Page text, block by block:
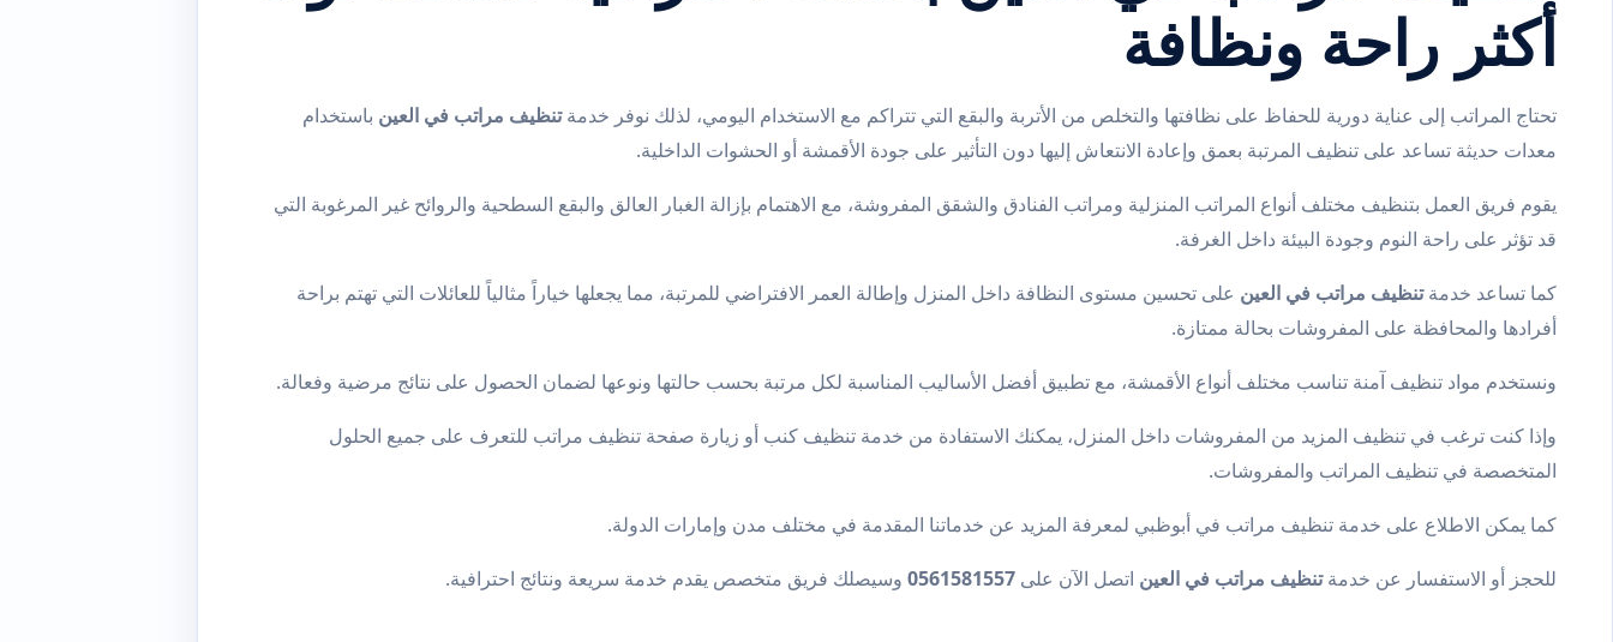
أكثر راحة ونظافة
تحتاج المراتب إلى عناية دورية للحفاظ على نظافتها والتخلص من الأتربة والبقع التي تتراكم مع الاستخدام اليومي، لذلك نوفر خدمةتنظيف مراتب في العين باستخدام
معدات حديثة تساعد على تنظيف المرتبة بعمق وإعادة الانتعاش إليها دون التأثير على جودة الأقمشة أو الحشوات الداخلية.
يقوم فريق العمل بتنظيف مختلف أنواع المراتب المنزلية ومراتب الفنادق والشقق المفروشة، مع الاهتمام بإزالة الغبار العالق والبقع السطحية والروائح غير المرغوبة التي
قد تؤثر على راحة النوم وجودة البيئة داخل الغرفة.
كما تساعد خدمةتنظيف مراتب في العين على تحسين مستوى النظافة داخل المنزل وإطالة العمر الافتراضي للمرتبة، مما يجعلها خياراً مثالياً للعائلات التي تهتم براحة
أفرادها والمحافظة على المفروشات بحالة ممتازة.
ونستخدم مواد تنظيف آمنة تناسب مختلف أنواع الأقمشة، مع تطبيق أفضل الأساليب المناسبة لكل مرتبة بحسب حالتها ونوعها لضمان الحصول على نتائج مرضية وفعالة.
وإذا كنت ترغب في تنظيف المزيد من المفروشات داخل المنزل، يمكنك الاستفادة من خدمة تنظيف كنب أو زيارة صفحة تنظيف مراتب للتعرف على جميع الحلول
المتخصصة في تنظيف المراتب والمفروشات.
كما يمكن الاطلاع على خدمة تنظيف مراتب في أبوظبي لمعرفة المزيد عن خدماتنا المقدمة في مختلف مدن وإمارات الدولة.
للحجز أو الاستفسار عن خدمةتنظيف مراتب في العين اتصل الآن على 0561581557 وسيصلك فريق متخصص يقدم خدمة سريعة ونتائج احترافية.